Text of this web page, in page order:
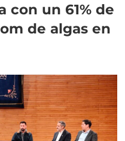
con un 61% de
de algas en